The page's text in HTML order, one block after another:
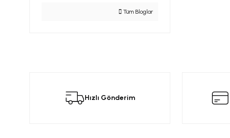
Tüm Bloglar
Hızlı Gönderim